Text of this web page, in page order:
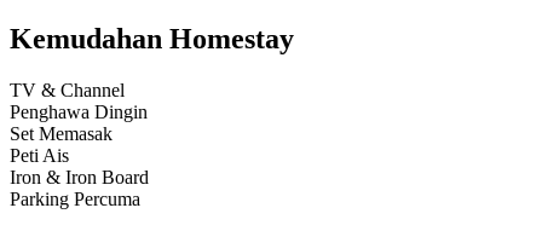
Kemudahan Homestay
TV & Channel
Penghawa Dingin
Set Memasak
Peti Ais
Iron & Iron Board
Parking Percuma